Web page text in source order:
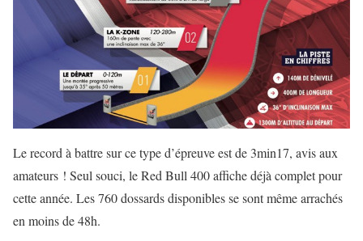
Le record à battre sur ce type d’épreuve est de 3min17, avis aux
amateurs ! Seul souci, le Red Bull 400 affiche déjà complet pour
cette année. Les 760 dossards disponibles se sont même arrachés
en moins de 48h.